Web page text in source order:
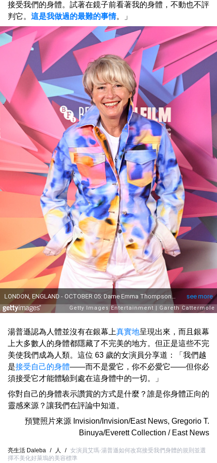
接受我們的身體。試著在鏡子前看著我的身體，不動也不評
判它。 這是我做過的最難的事情。」
湯普遜認為人體並沒有在銀幕上真實地呈現出來，而且銀幕
上大多數人的身體都隱藏了不完美的地方。但正是這些不完
美使我們成為人類。這位 63 歲的女演員分享道：「我們越
是接受自己的身體——而不是愛它，你不必愛它——但你必
須接受它才能體驗到處在這身體中的一切。」
你對自己的身體表示讚賞的方式是什麼？誰是你身體正向的
靈感來源？讓我們在評論中知道。
預覽照片來源 Invision/Invision/East News, Gregorio T.
Binuya/Everett Collection / East News
亮生活 Daleba / 人 / 女演員艾瑪·湯普遜如何改寫接受我們身體的規則並選
擇不美化好萊塢的美容標準